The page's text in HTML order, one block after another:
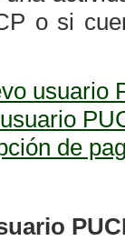
o si
usuario
de